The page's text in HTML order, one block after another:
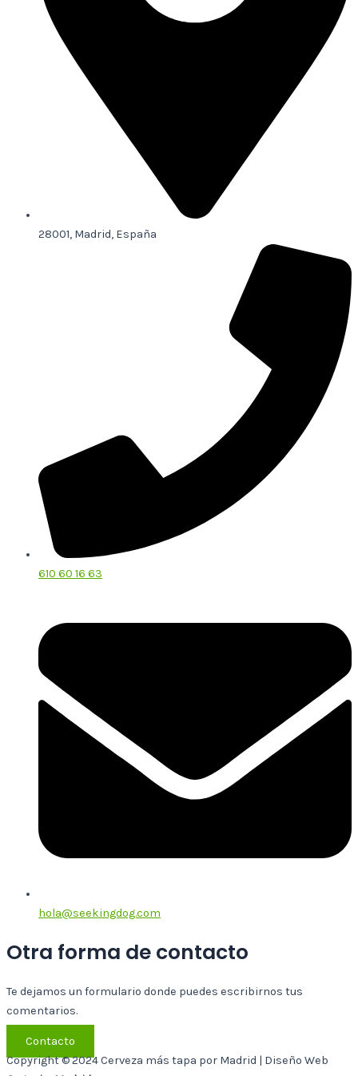
28001, Madrid, España
610 60 16 63
hola@seekingdog.com
Otra forma de contacto
Te dejamos un formulario donde puedes escribirnos tus
comentarios.
Contacto
Copyright © 2024 Cerveza más tapa por Madrid | Diseño Web